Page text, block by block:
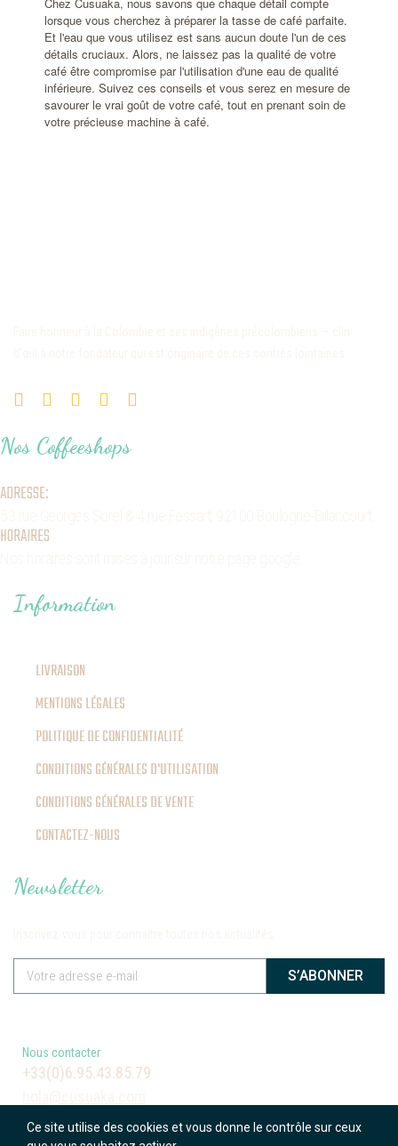
lorsque vous cherchez à préparer la tasse de café parfaite.
Et l'eau que vous utilisez est sans aucun doute l'un de ces
détails cruciaux. Alors, ne laissez pas la qualité de votre
café être compromise par l'utilisation d'une eau de qualité
inférieure. Suivez ces conseils et vous serez en mesure de
savourer le vrai goût de votre café, tout en prenant soin de
votre précieuse machine à café.
Nos Coffeeshops
ADRESSE:
HORAIRES
Information
LIVRAISON
MENTIONS LÉGALES
POLITIQUE DE CONFIDENTIALITÉ
CONDITIONS GÉNÉRALES D'UTILISATION
CONDITIONS GÉNÉRALES DE VENTE
CONTACTEZ-NOUS
Newsletter
S’ABONNER
Nous contacter
+33(0)6.95.43.85.79
Ce site utilise des cookies et vous donne le contrôle sur ceux